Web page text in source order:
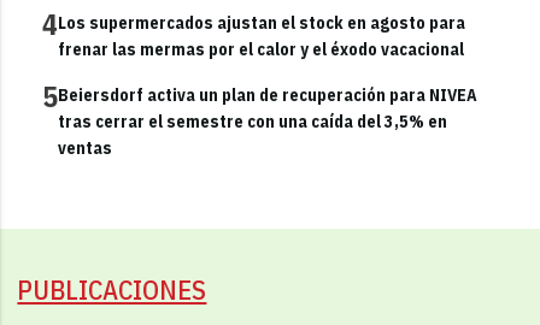
4Los supermercados ajustan el stock en agosto para
frenar las mermas por el calor y el éxodo vacacional
5Beiersdorf activa un plan de recuperación para NIVEA
tras cerrar el semestre con una caída del 3,5% en
ventas
PUBLICACIONES